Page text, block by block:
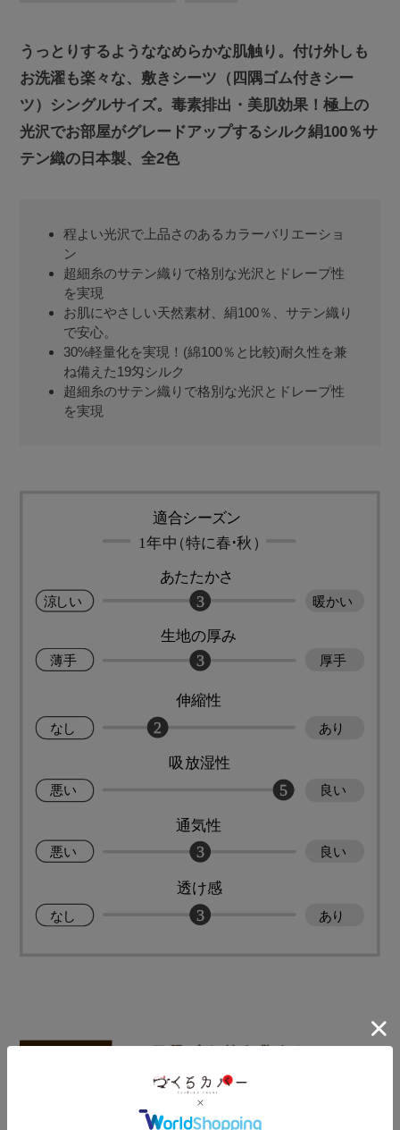
うっとりするようななめらかな肌触り。付け外しも
お洗濯も楽々な、敷きシーツ（四隅ゴム付きシー
ツ）シングルサイズ。毒素排出・美肌効果！極上の
光沢でお部屋がグレードアップするシルク絹100％サ
テン織の日本製、全2色
程よい光沢で上品さのあるカラーバリエーショ
ン
超細糸のサテン織りで格別な光沢とドレープ性
を実現
お肌にやさしい天然素材、絹100％、サテン織り
で安心。
30%軽量化を実現！(綿100％と比較)耐久性を兼
ね備えた19匁シルク
超細糸のサテン織りで格別な光沢とドレープ性
を実現